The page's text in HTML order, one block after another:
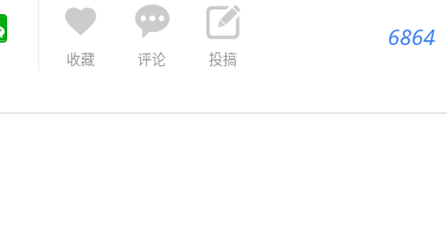

收藏

评论

投搞
6864